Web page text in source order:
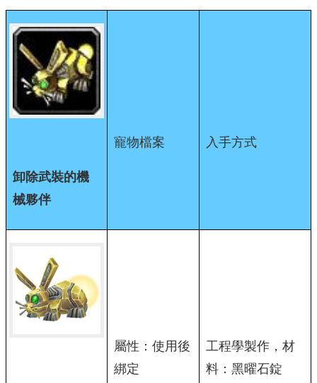
卸除武裝的機
械夥伴
寵物檔案 入手方式
屬性：使用後
綁定
工程學製作，材
料：黑曜石錠